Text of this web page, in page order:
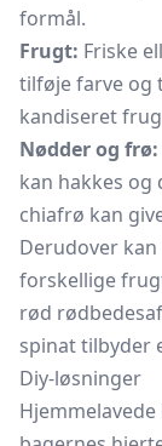
formål.
Frugt: Friske
tilføje farve og
kandiseret
Nødder og frø:
kan hakkes og
chiafrø kan
Derudover
forskellige
rød
spinat tilbyder
Diy-løsninger